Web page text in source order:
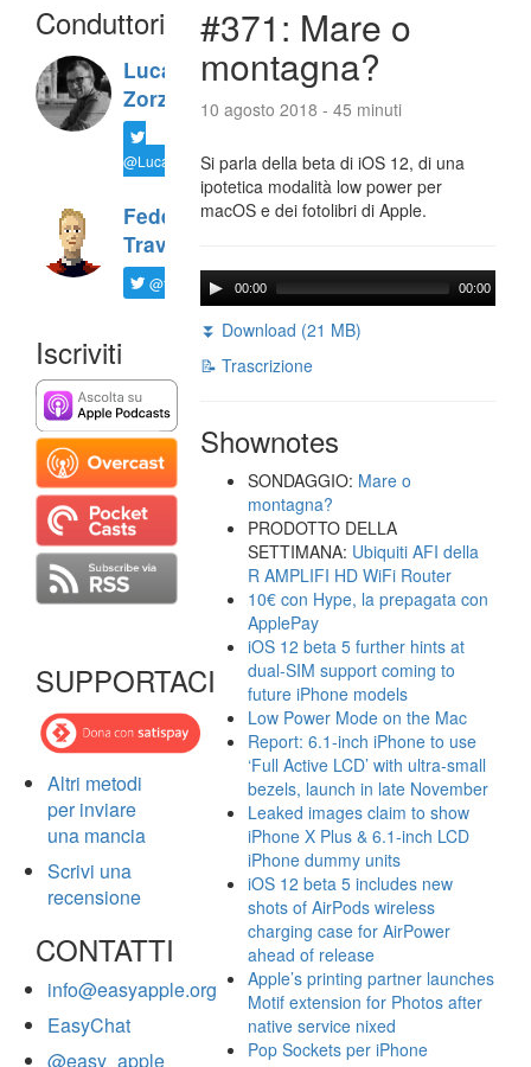
Conduttori
Luca
Zorzi
@LucaTNT
Federico
Travaini
@ftrava
Iscriviti
SUPPORTACI
Altri metodi
per inviare
una mancia
Scrivi una
recensione
CONTATTI
info@easyapple.org
EasyChat
@easy_apple
#371: Mare o
montagna?
10 agosto 2018 - 45 minuti
Si parla della beta di iOS 12, di una
ipotetica modalità low power per
macOS e dei fotolibri di Apple.
00:00 00:00
⏬ Download (21 MB)
📝 Trascrizione
Shownotes
SONDAGGIO: Mare o
montagna?
PRODOTTO DELLA
SETTIMANA: Ubiquiti AFI della
R AMPLIFI HD WiFi Router
10€ con Hype, la prepagata con
ApplePay
iOS 12 beta 5 further hints at
dual-SIM support coming to
future iPhone models
Low Power Mode on the Mac
Report: 6.1-inch iPhone to use
‘Full Active LCD’ with ultra-small
bezels, launch in late November
Leaked images claim to show
iPhone X Plus & 6.1-inch LCD
iPhone dummy units
iOS 12 beta 5 includes new
shots of AirPods wireless
charging case for AirPower
ahead of release
Apple’s printing partner launches
Motif extension for Photos after
native service nixed
Pop Sockets per iPhone